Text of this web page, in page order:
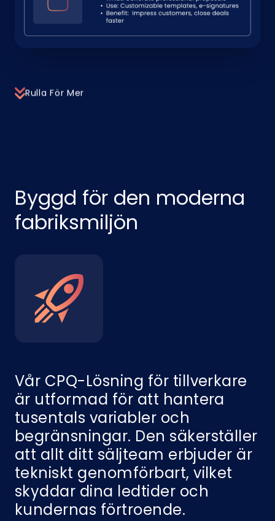
Rulla För Mer
Byggd för den moderna
fabriksmiljön
Vår CPQ-Lösning för tillverkare
är utformad för att hantera
tusentals variabler och
begränsningar. Den säkerställer
att allt ditt säljteam erbjuder är
tekniskt genomförbart, vilket
skyddar dina ledtider och
kundernas förtroende.